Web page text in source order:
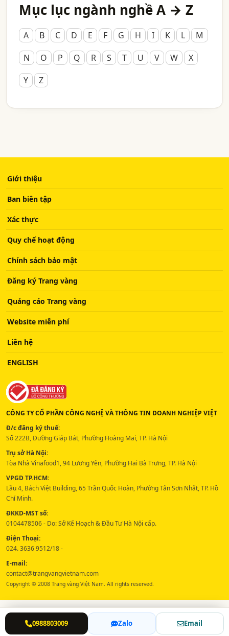
0988803009 Zalo Email
Mục lục ngành nghề A → Z
A B C D E F G H I K L
M
N
O P Q R S T U V W
X
Y
Z
Giới thiệu
Ban biên tập
Xác thực
Quy chế hoạt động
Chính sách bảo mật
Đăng ký Trang vàng
Quảng cáo Trang vàng
Website miễn phí
Liên hệ
ENGLISH
CÔNG TY CỔ PHẦN CÔNG NGHỆ VÀ THÔNG TIN DOANH NGHIỆP VIỆT
Đ/c đăng ký thuế:
Số 222B, Đường Giáp Bát, Phường Hoàng Mai, TP. Hà Nội
Trụ sở Hà Nội:
Tòa Nhà Vinafood1, 94 Lương Yên, Phường Hai Bà Trưng, TP. Hà Nội
VPGD TP.HCM:
Lầu 4, Bách Việt Building, 65 Trần Quốc Hoàn, Phường Tân Sơn Nhất, TP. Hồ
Chí Minh.
ĐKKD-MST số:
0104478506 - Do: Sở Kế Hoạch & Đầu Tư Hà Nội cấp.
Điện Thoại:
024. 3636 9512/18 -
E-mail:
contact@trangvangvietnam.com
Copyright © 2008 Trang vàng Việt Nam. All rights reserved.